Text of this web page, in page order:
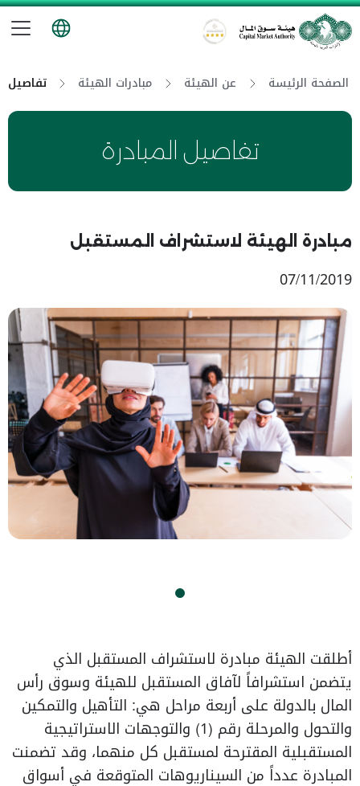
هيئة سوق المال
الصفحة الرئيسة عن الهيئة مبادرات الهيئة تفاصيل
تفاصيل المبادرة
مبادرة الهيئة لاستشراف المستقبل
07/11/2019
أطلقت الهيئة مبادرة لاستشراف المستقبل الذي
يتضمن استشرافاً لآفاق المستقبل للهيئة وسوق رأس
المال بالدولة على أربعة مراحل هي: التأهيل والتمكين
والتحول والمرحلة رقم (1) والتوجهات الاستراتيجية
المستقبلية المقترحة لمستقبل كل منهما، وقد تضمنت
المبادرة عدداً من السيناريوهات المتوقعة في أسواق